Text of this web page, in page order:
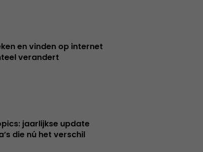
en vinden op internet
verandert
jaarlijkse update
die nú het verschil